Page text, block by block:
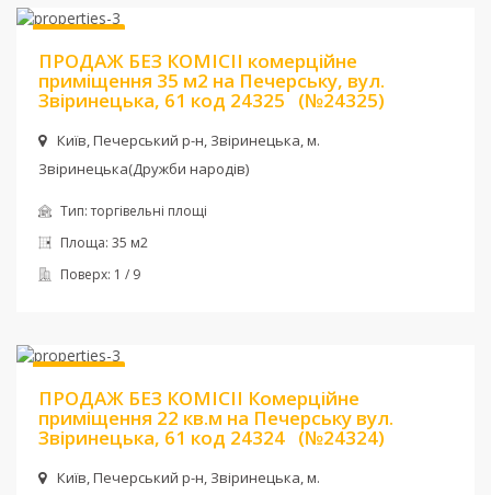
ПРОДАЖ БЕЗ КОМІСІІ комерційне
приміщення 35 м2 на Печерську, вул.
Звіринецька, 61 код 24325 (№24325)
Київ, Печерський р-н, Звіринецька, м.
Звіринецька(Дружби народів)
Тип:торгівельні площі
Площа: 35 м2
Поверх: 1 / 9
ПРОДАЖ БЕЗ КОМІСІІ Комерційне
приміщення 22 кв.м на Печерську вул.
Звіринецька, 61 код 24324 (№24324)
Київ, Печерський р-н, Звіринецька, м.